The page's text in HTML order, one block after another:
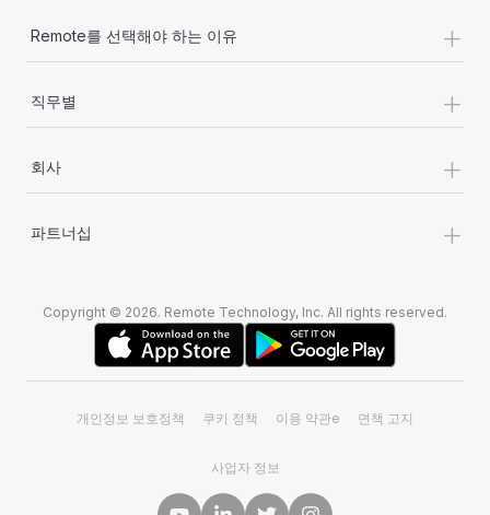
Remote를 선택해야 하는 이유 +
직무별 +
회사 +
파트너십 +
Copyright © 2026. Remote Technology, Inc. All rights reserved.
개인정보 보호정책 쿠키 정책 이용 약관e 면책 고지
사업자 정보